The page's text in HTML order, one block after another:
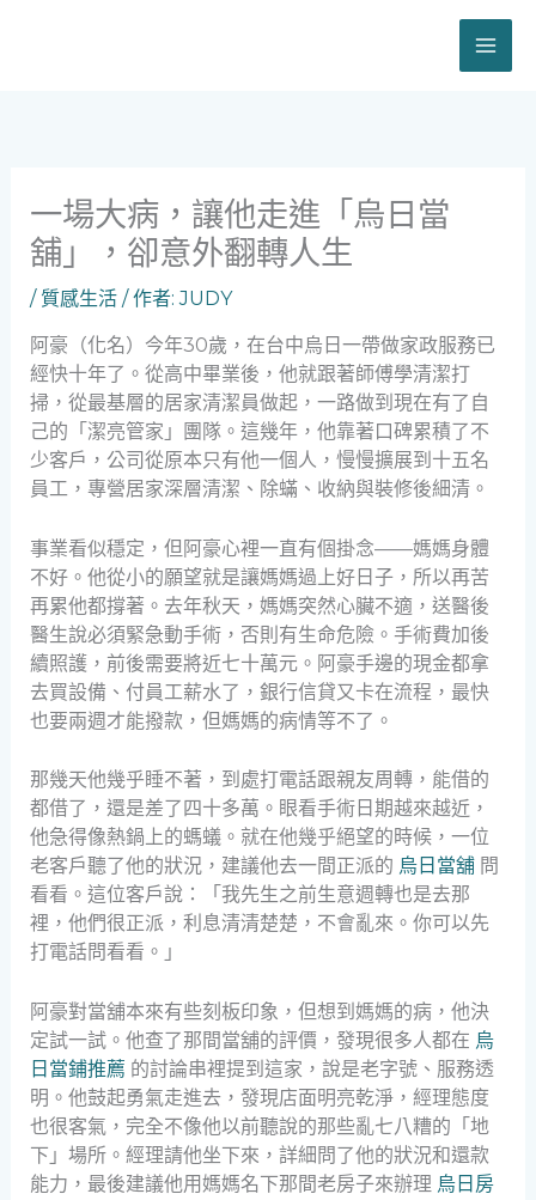
一場大病，讓他走進「烏日當
舖」，卻意外翻轉人生
/ 質感生活/ 作者:JUDY
阿豪（化名）今年30歲，在台中烏日一帶做家政服務已
經快十年了。從高中畢業後，他就跟著師傅學清潔打
掃，從最基層的居家清潔員做起，一路做到現在有了自
己的「潔亮管家」團隊。這幾年，他靠著口碑累積了不
少客戶，公司從原本只有他一個人，慢慢擴展到十五名
員工，專營居家深層清潔、除蟎、收納與裝修後細清。
事業看似穩定，但阿豪心裡一直有個掛念——媽媽身體
不好。他從小的願望就是讓媽媽過上好日子，所以再苦
再累他都撐著。去年秋天，媽媽突然心臟不適，送醫後
醫生說必須緊急動手術，否則有生命危險。手術費加後
續照護，前後需要將近七十萬元。阿豪手邊的現金都拿
去買設備、付員工薪水了，銀行信貸又卡在流程，最快
也要兩週才能撥款，但媽媽的病情等不了。
那幾天他幾乎睡不著，到處打電話跟親友周轉，能借的
都借了，還是差了四十多萬。眼看手術日期越來越近，
他急得像熱鍋上的螞蟻。就在他幾乎絕望的時候，一位
老客戶聽了他的狀況，建議他去一間正派的 烏日當舖問
看看。這位客戶說：「我先生之前生意週轉也是去那
裡，他們很正派，利息清清楚楚，不會亂來。你可以先
打電話問看看。」
阿豪對當舖本來有些刻板印象，但想到媽媽的病，他決
定試一試。他查了那間當舖的評價，發現很多人都在 烏
日當鋪推薦 的討論串裡提到這家，說是老字號、服務透
明。他鼓起勇氣走進去，發現店面明亮乾淨，經理態度
也很客氣，完全不像他以前聽說的那些亂七八糟的「地
下」場所。經理請他坐下來，詳細問了他的狀況和還款
能力，最後建議他用媽媽名下那間老房子來辦理 烏日房